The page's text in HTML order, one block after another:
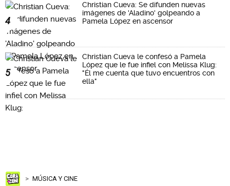
4
Christian Cueva: Se difunden nuevas
imágenes de 'Aladino' golpeando a
Pamela López en ascensor
5
Christian Cueva le confesó a Pamela
López que le fue infiel con Melissa Klug:
"Él me cuenta que tuvo encuentros con
ella"
MÚSICA Y CINE